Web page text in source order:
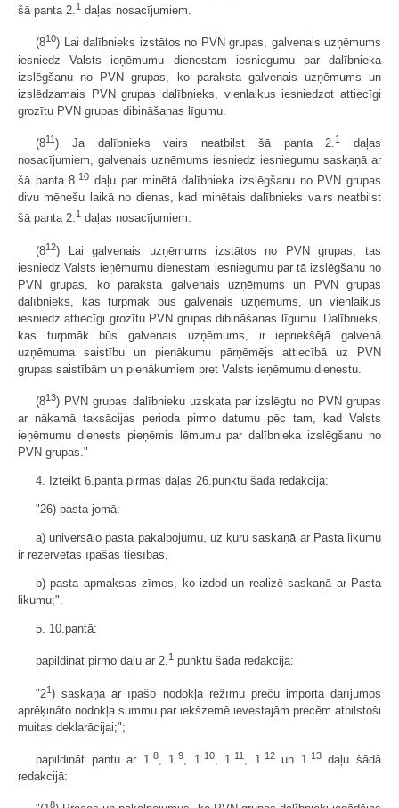
šā panta 2.1 daļas nosacījumiem.
(810) Lai dalībnieks izstātos no PVN grupas, galvenais uzņēmums
iesniedz Valsts ieņēmumu dienestam iesniegumu par dalībnieka
izslēgšanu no PVN grupas, ko paraksta galvenais uzņēmums un
izslēdzamais PVN grupas dalībnieks, vienlaikus iesniedzot attiecīgi
grozītu PVN grupas dibināšanas līgumu.
(811) Ja dalībnieks vairs neatbilst šā panta 2.1
daļas
nosacījumiem, galvenais uzņēmums iesniedz iesniegumu saskaņā ar
šā panta 8.10 daļu par minētā dalībnieka izslēgšanu no PVN grupas
divu mēnešu laikā no dienas, kad minētais dalībnieks vairs neatbilst
šā panta 2.1 daļas nosacījumiem.
(812) Lai galvenais uzņēmums izstātos no PVN grupas, tas
iesniedz Valsts ieņēmumu dienestam iesniegumu par tā izslēgšanu no
PVN grupas, ko paraksta galvenais uzņēmums un PVN grupas
dalībnieks, kas turpmāk būs galvenais uzņēmums, un vienlaikus
iesniedz attiecīgi grozītu PVN grupas dibināšanas līgumu. Dalībnieks,
kas turpmāk būs galvenais uzņēmums, ir iepriekšējā galvenā
uzņēmuma saistību un pienākumu pārņēmējs attiecībā uz PVN
grupas saistībām un pienākumiem pret Valsts ieņēmumu dienestu.
(813) PVN grupas dalībnieku uzskata par izslēgtu no PVN grupas
ar nākamā taksācijas perioda pirmo datumu pēc tam, kad Valsts
ieņēmumu dienests pieņēmis lēmumu par dalībnieka izslēgšanu no
PVN grupas."
4. Izteikt 6.panta pirmās daļas 26.punktu šādā redakcijā:
"26) pasta jomā:
a) universālo pasta pakalpojumu, uz kuru saskaņā ar Pasta likumu
ir rezervētas īpašās tiesības,
b) pasta apmaksas zīmes, ko izdod un realizē saskaņā ar Pasta
likumu;".
5. 10.pantā:
papildināt pirmo daļu ar 2.1 punktu šādā redakcijā:
"21) saskaņā ar īpašo nodokļa režīmu preču importa darījumos
aprēķināto nodokļa summu par iekšzemē ievestajām precēm atbilstoši
muitas deklarācijai;";
papildināt pantu ar 1.8, 1.9, 1.10, 1.11 , 1.12un 1.13daļu šādā
redakcijā:
8